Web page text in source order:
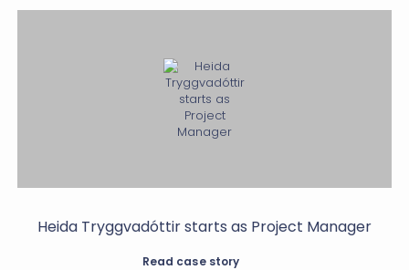
Heida Tryggvadóttir starts as Project Manager
Read case story